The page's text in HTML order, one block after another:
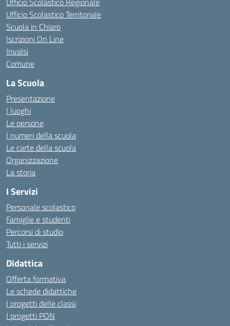
Ufficio Scolastico Territoriale
Scuola in Chiaro
Iscrizioni On Line
Invalsi
Comune
La Scuola
Presentazione
I luoghi
Le persone
I numeri della scuola
Le carte della scuola
Organizzazione
La storia
I Servizi
Personale scolastico
Famiglie e studenti
Percorsi di studio
Tutti i servizi
Didattica
Offerta formativa
Le schede didattiche
I progetti delle classi
I progetti PON